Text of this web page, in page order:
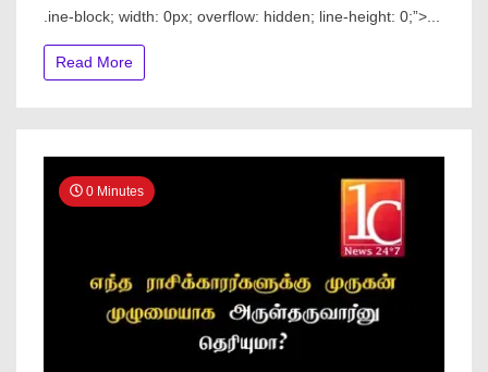
.ine-block; width: 0px; overflow: hidden; line-height: 0;”> ...
Read More
0 Minutes